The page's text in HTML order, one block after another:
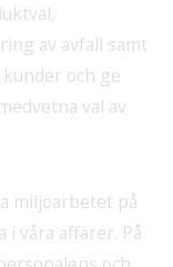
av avfall samt
och ge
val av
miljöarbetet på
våra affärer. På